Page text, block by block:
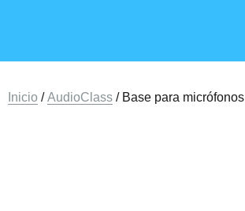
Inicio /AudioClass / Base para micrófonos